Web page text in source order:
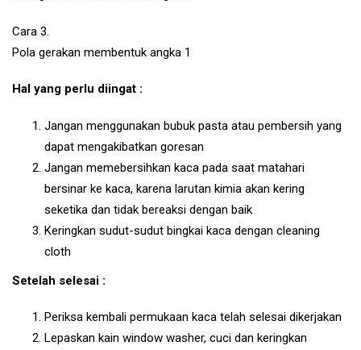
Cara 3.
Pola gerakan membentuk angka 1
Hal yang perlu diingat :
Jangan menggunakan bubuk pasta atau pembersih yang
dapat mengakibatkan goresan
Jangan memebersihkan kaca pada saat matahari
bersinar ke kaca, karena larutan kimia akan kering
seketika dan tidak bereaksi dengan baik
Keringkan sudut-sudut bingkai kaca dengan cleaning
cloth
Setelah selesai :
Periksa kembali permukaan kaca telah selesai dikerjakan
Lepaskan kain window washer, cuci dan keringkan